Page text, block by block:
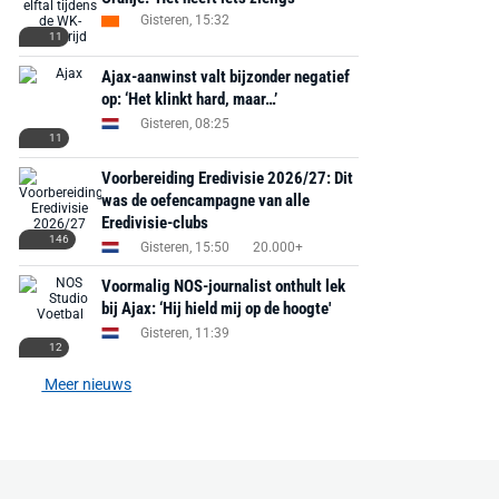
11
Gisteren, 15:32
11
Ajax-aanwinst valt bijzonder negatief
op: ‘Het klinkt hard, maar…’
Gisteren, 08:25
146
Voorbereiding Eredivisie 2026/27: Dit
was de oefencampagne van alle
Eredivisie-clubs
Gisteren, 15:50 20.000+
12
Voormalig NOS-journalist onthult lek
bij Ajax: ‘Hij hield mij op de hoogte'
Gisteren, 11:39
Meer nieuws